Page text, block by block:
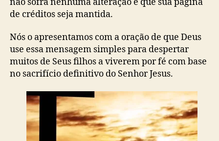
de créditos seja mantida.
Nós o apresentamos com a oração de que Deus
use essa mensagem simples para despertar
muitos de Seus filhos a viverem por fé com base
no sacrifício definitivo do Senhor Jesus.